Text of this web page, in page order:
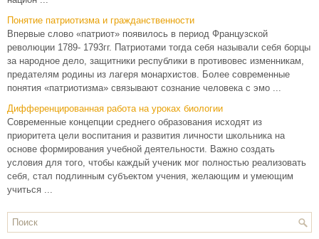
Понятие патриотизма и гражданственности
Впервые слово «патриот» появилось в период Французской
революции 1789- 1793гг. Патриотами тогда себя называли себя борцы
за народное дело, защитники республики в противовес изменникам,
предателям родины из лагеря монархистов. Более современные
понятия «патриотизма» связывают сознание человека с эмо ...
Дифференцированная работа на уроках биологии
Современные концепции среднего образования исходят из
приоритета цели воспитания и развития личности школьника на
основе формирования учебной деятельности. Важно создать
условия для того, чтобы каждый ученик мог полностью реализовать
себя, стал подлинным субъектом учения, желающим и умеющим
учиться ...